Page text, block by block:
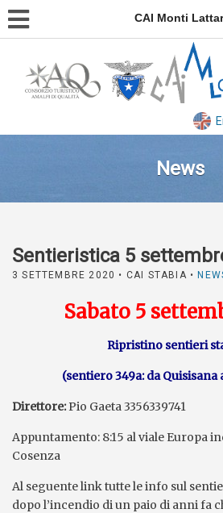
CAI Monti
News
Sentieristica 5
3 SETTEMBRE 2020 • CAI STABIA •
Sabato 5
Ripristino sentieri
(sentiero 349a: da Quisisana
Direttore:Pio Gaeta 3356339741
Appuntamento: 8:15 al viale Europa
Cosenza
Al seguente link tutte le info sul
dopo l’incendio di un paio di anni fa